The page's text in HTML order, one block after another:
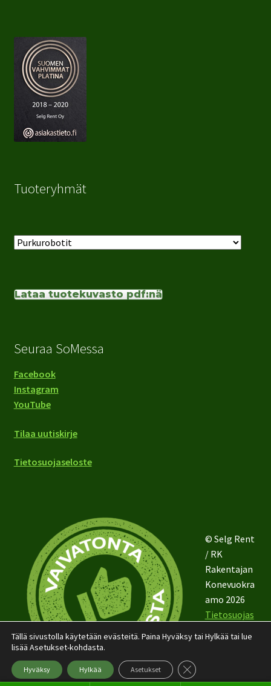
Tuoteryhmät
Lataa tuotekuvasto pdf:nä
Seuraa SoMessa
Facebook
Instagram
YouTube
Tilaa uutiskirje
Tietosuojaseloste
© Selg Rent
/ RK
Rakentajan
Konevuokra
amo 2026
Tietosuojas
Tällä sivustolla käytetään evästeitä. Paina Hyväksy tai Hylkää tai lue
lisää Asetukset-kohdasta.
Hyväksy Hylkää Asetukset Sulje evästebanneri